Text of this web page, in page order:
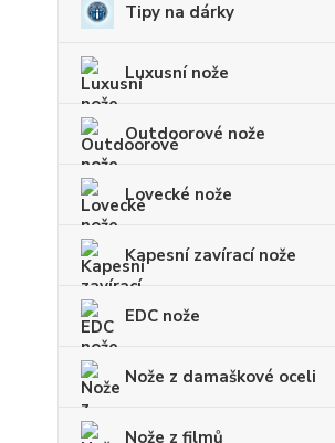
Tipy na dárky
Luxusní nože
Outdoorové nože
Lovecké nože
Kapesní zavírací nože
EDC nože
Nože z damaškové oceli
Nože z filmů